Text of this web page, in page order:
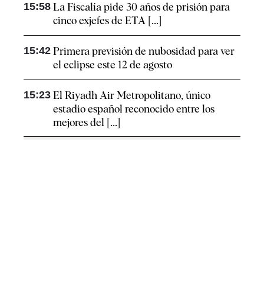
15:58 La Fiscalía pide 30 años de prisión para
cinco exjefes de ETA [...]
15:42 Primera previsión de nubosidad para ver
el eclipse este 12 de agosto
15:23 El Riyadh Air Metropolitano, único
estadio español reconocido entre los
mejores del [...]